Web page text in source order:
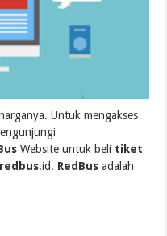
Untuk mengakses
Website untuk beli tiket
.id. RedBus adalah